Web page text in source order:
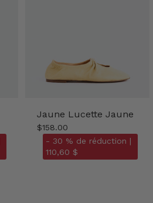
Jaune Lucette Jaune
$158.00
- 30 % de réduction |
110,60 $